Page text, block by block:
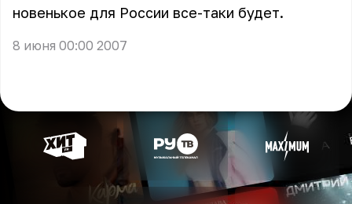
новенькое для России все-таки будет.
8 июня 00:00 2007